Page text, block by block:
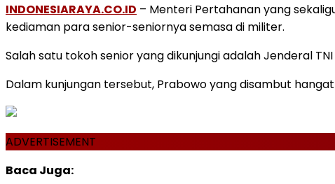
INDONESIARAYA.CO.ID – Menteri Pertahanan yang
kediaman para senior-seniornya semasa di militer.
Salah satu tokoh senior yang dikunjungi adalah Jenderal
Dalam kunjungan tersebut, Prabowo yang disambut
ADVERTISEMENT
Baca Juga: